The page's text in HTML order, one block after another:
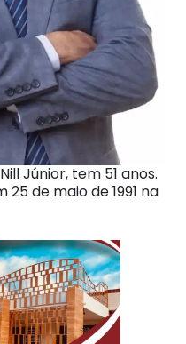
Júnior, tem 51 anos.
de maio de 1991 na